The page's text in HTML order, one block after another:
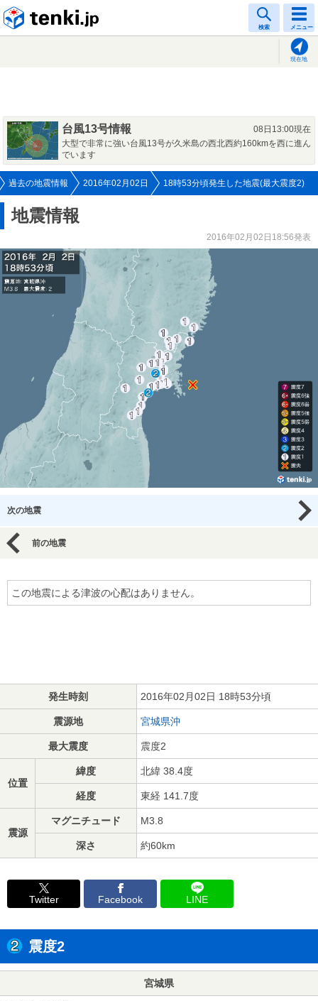
検索 メニュー
現在地
台風13号情報
08日13:00現在
大型で非常に強い台風13号が久米島の西北西約160kmを西に進ん
でいます
過去の地震情報 2016年02月02日 18時53分頃発生した地震(最大震度2)
地震情報
2016年02月02日18:56発表
次の地震
前の地震
この地震による津波の心配はありません。
発生時刻 2016年02月02日 18時53分頃
震源地 宮城県沖
最大震度 震度2
位置
緯度 北緯 38.4度
経度 東経 141.7度
震源
マグニチュード M3.8
深さ 約60km
Twitter Facebook LINE
震度2
宮城県